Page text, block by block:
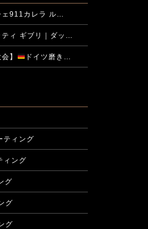
ェ911カレラ ル…
ティ ギブリ｜ダッ…
】 ドイツ磨き…
ティング
ィング
グ
グ
グ